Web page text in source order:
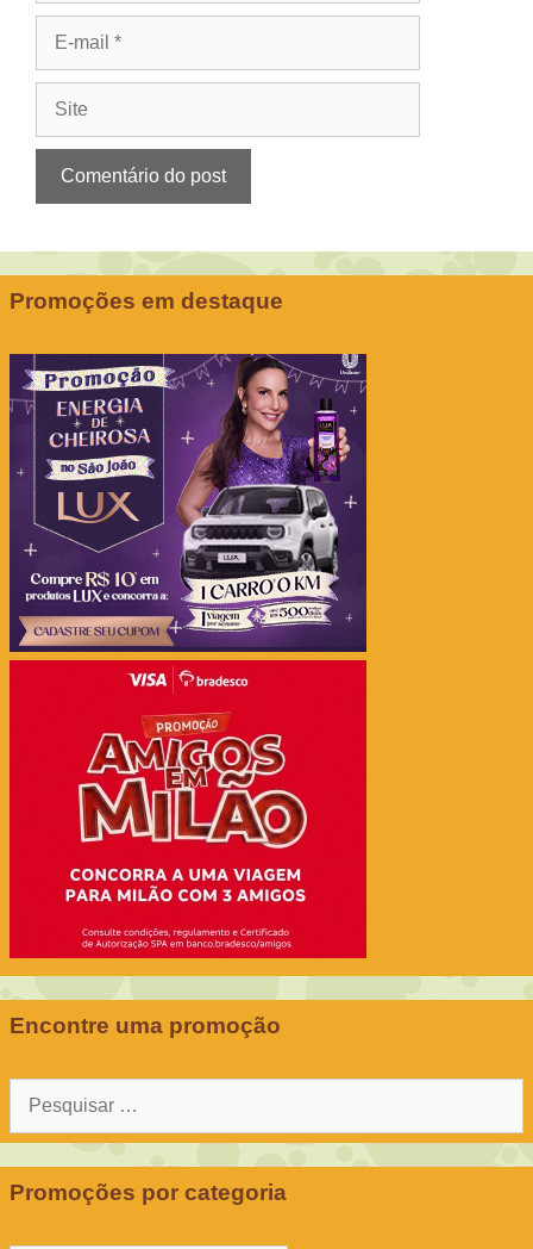
Promoções em destaque
Encontre uma promoção
Pesquisar
Promoções por categoria